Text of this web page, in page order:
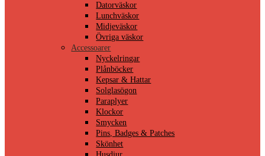
Datorväskor
Lunchväskor
Midjeväskor
Övriga väskor
Accessoarer
Nyckelringar
Plånböcker
Kepsar & Hattar
Solglasögon
Paraplyer
Klockor
Smycken
Pins, Badges & Patches
Skönhet